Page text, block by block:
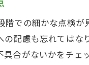
外壁塗装の
外壁塗装前
外壁塗装の
での細かな点検
配慮も忘れては
合がないかをチェ